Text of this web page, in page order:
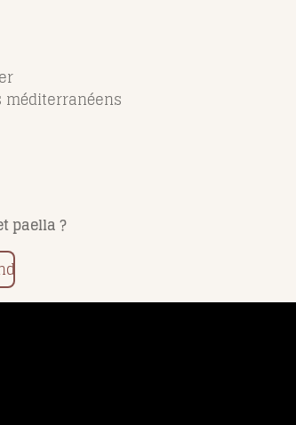
méditerranéens
paella ?